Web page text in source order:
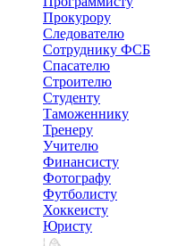
Прокурору
Следователю
Сотруднику ФСБ
Спасателю
Строителю
Студенту
Таможеннику
Тренеру
Учителю
Финансисту
Фотографу
Футболисту
Хоккеисту
Юристу